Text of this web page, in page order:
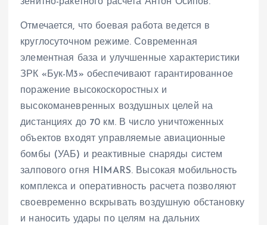
Отмечается, что боевая работа ведется в
круглосуточном режиме. Современная
элементная база и улучшенные характеристики
ЗРК «Бук-М3» обеспечивают гарантированное
поражение высокоскоростных и
высокоманевренных воздушных целей на
дистанциях до 70 км. В число уничтоженных
объектов входят управляемые авиационные
бомбы (УАБ) и реактивные снаряды систем
залпового огня HIMARS. Высокая мобильность
комплекса и оперативность расчета позволяют
своевременно вскрывать воздушную обстановку
и наносить удары по целям на дальних